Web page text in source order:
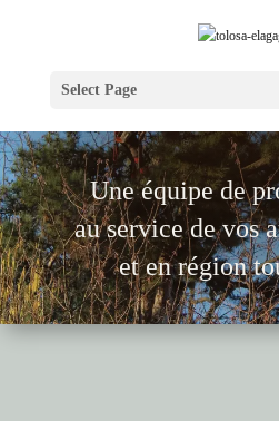
Select Page
Une équipe de pr
au service de vos
et en région